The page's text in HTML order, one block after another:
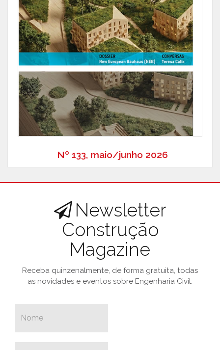
Nº 133, maio/junho 2026
Newsletter
Construção
Magazine
Receba quinzenalmente, de forma gratuita, todas
as novidades e eventos sobre Engenharia Civil.